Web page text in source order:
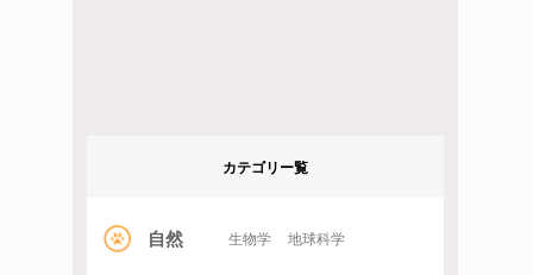
カテゴリー覧
自然 生物学 地球科学